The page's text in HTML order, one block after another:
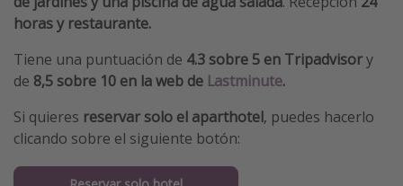
horas y restaurante.
Tiene una puntuación de 4.3 sobre 5 en Tripadvisory
de 8,5 sobre 10 en la web de Lastminute.
Si quieres reservar solo el aparthotel, puedes hacerlo
clicando sobre el siguiente botón: